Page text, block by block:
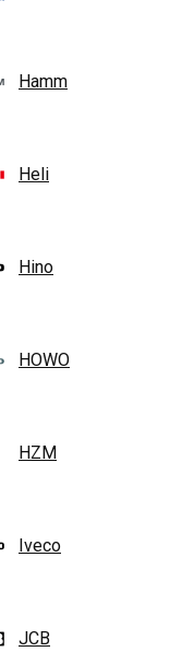
Hamm
Heli
Hino
HOWO
HZM
Iveco
JCB